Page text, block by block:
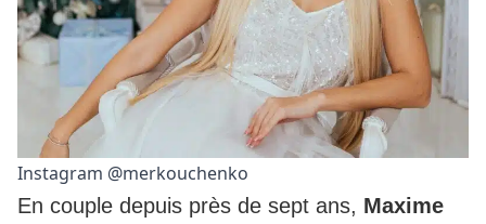
Instagram @merkouchenko
En couple depuis près de sept ans, Maxime